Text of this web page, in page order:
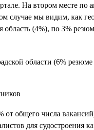
На втором месте по
мы видим, как
(4%), по 3%
области (6%
общего числа
для судостроения